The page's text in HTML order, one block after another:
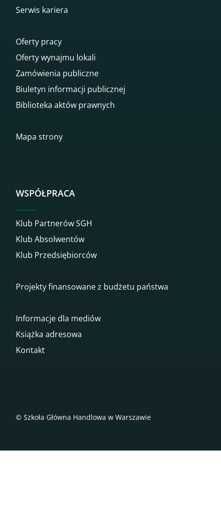
Serwis kariera
Oferty pracy
Oferty wynajmu lokali
Zamówienia publiczne
Biuletyn informacji publicznej
Biblioteka aktów prawnych
Mapa strony
WSPÓŁPRACA
Klub Partnerów SGH
Klub Absolwentów
Klub Przedsiębiorców
Projekty finansowane z budżetu państwa
Informacje dla mediów
Książka adresowa
Kontakt
© Szkoła Główna Handlowa w Warszawie